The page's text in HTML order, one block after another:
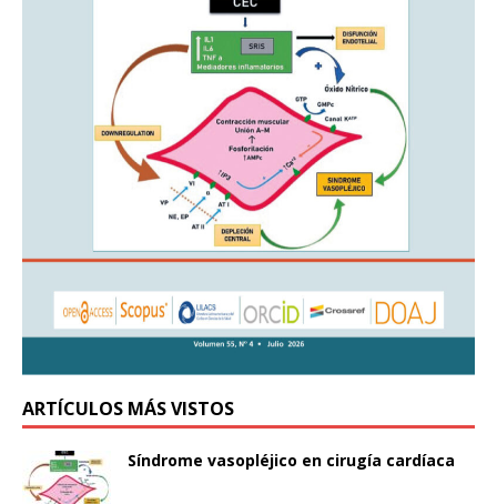
ARTÍCULOS MÁS VISTOS
Síndrome vasopléjico en cirugía cardíaca